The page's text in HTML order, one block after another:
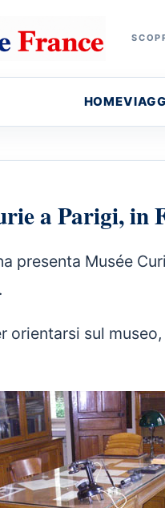
HOME
a Parigi, in
presenta Musée
orientarsi sul